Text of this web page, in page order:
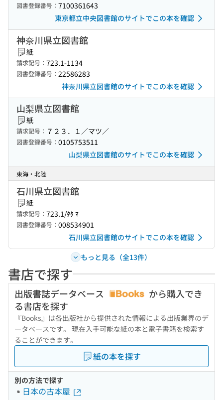
図書登録番号： 7100361643
東京都立中央図書館のサイトでこの本を確認
神奈川県立図書館
紙
請求記号： 723.1-1134
図書登録番号： 22586283
神奈川県立図書館のサイトでこの本を確認
山梨県立図書館
紙
請求記号： ７２３．１／マツ／
図書登録番号： 0105753511
山梨県立図書館のサイトでこの本を確認
東海・北陸
石川県立図書館
紙
請求記号： 723.1/ﾀﾀ ﾏ
図書登録番号： 008534901
石川県立図書館のサイトでこの本を確認
もっと見る（全13件）
書店で探す
出版書誌データベース
から購入でき
る書店を探す
『Books』は各出版社から提供された情報による出版業界のデ
ータベースです。 現在入手可能な紙の本と電子書籍を検索す
ることができます。
紙の本を探す
別の方法で探す
日本の古本屋